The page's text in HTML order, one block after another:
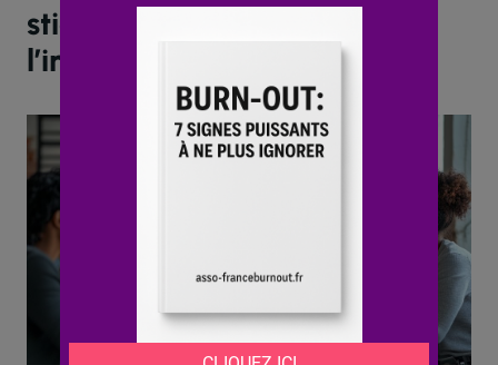
stigmatisation et favoriser
l’inclusion